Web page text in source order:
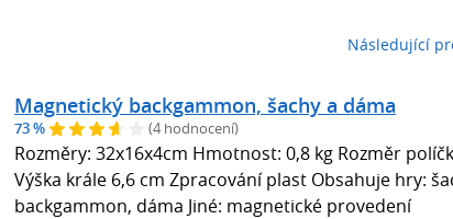
Následující
Magnetický backgammon, šachy a dáma
73 % (4 hodnocení)
Rozměry: 32x16x4cm Hmotnost: 0,8 kg Rozměr
Výška krále 6,6 cm Zpracování plast Obsahuje hry:
backgammon, dáma Jiné: magnetické provedení